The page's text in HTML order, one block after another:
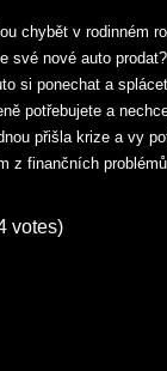
chybět v rodinném
své nové auto
si ponechat a
potřebujete a
přišla krize a vy
z finančních
votes)